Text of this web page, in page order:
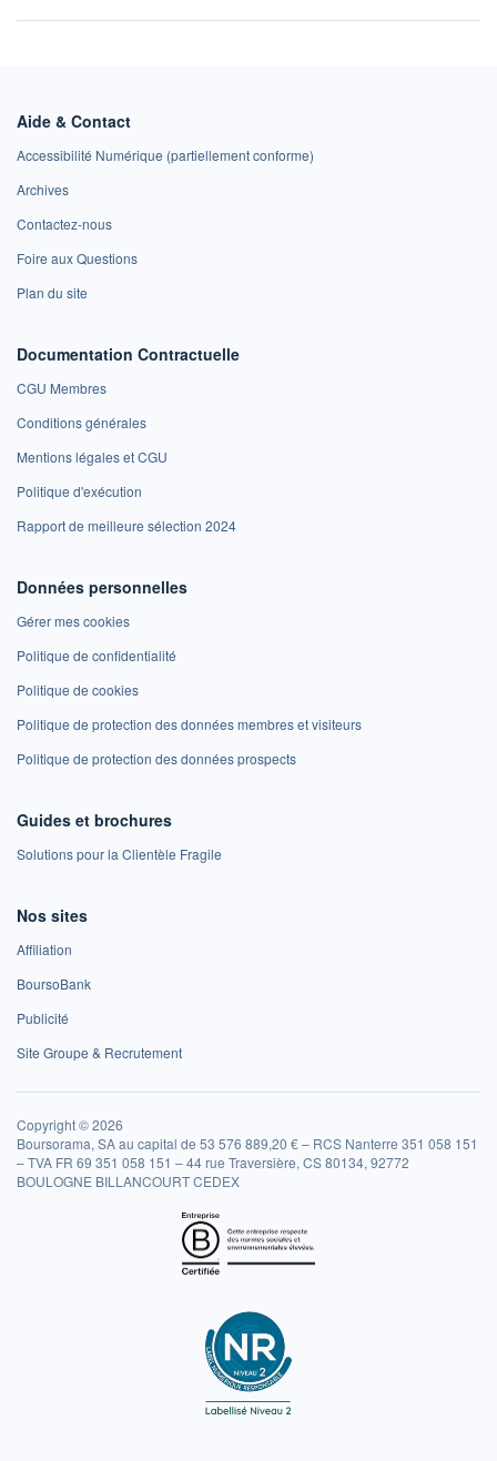
Aide & Contact
Accessibilité Numérique (partiellement conforme)
Archives
Contactez-nous
Foire aux Questions
Plan du site
Documentation Contractuelle
CGU Membres
Conditions générales
Mentions légales et CGU
Politique d'exécution
Rapport de meilleure sélection 2024
Données personnelles
Gérer mes cookies
Politique de confidentialité
Politique de cookies
Politique de protection des données membres et visiteurs
Politique de protection des données prospects
Guides et brochures
Solutions pour la Clientèle Fragile
Nos sites
Affiliation
BoursoBank
Publicité
Site Groupe & Recrutement
Copyright © 2026
Boursorama, SA au capital de 53 576 889,20 € – RCS Nanterre 351 058 151
– TVA FR 69 351 058 151 – 44 rue Traversière, CS 80134, 92772
BOULOGNE BILLANCOURT CEDEX